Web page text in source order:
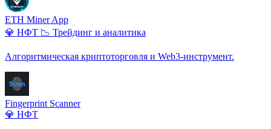
ETH Miner App
💎 НФТ 📉 Трейдинг и аналитика
Алгоритмическая криптоторговля и Web3-инструмент.
Fingerprint Scanner
💎 НФТ